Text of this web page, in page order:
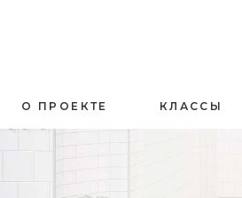
О ПРОЕКТЕ КЛАССЫ